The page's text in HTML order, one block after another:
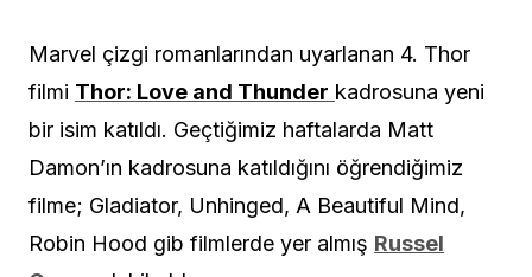
Marvel çizgi romanlarından uyarlanan 4. Thor
filmi Thor: Love and Thunder kadrosuna yeni
bir isim katıldı. Geçtiğimiz haftalarda Matt
Damon’ın kadrosuna katıldığını öğrendiğimiz
filme; Gladiator, Unhinged, A Beautiful Mind,
Robin Hood gib filmlerde yer almış Russel